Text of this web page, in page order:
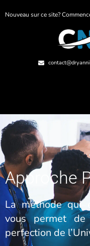
Nouveau sur ce site?
Approche
La méthode qui
vous permet
perfection de